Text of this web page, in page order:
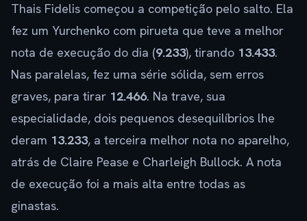
Thais Fidelis começou a competição pelo salto. Ela
fez um Yurchenko com pirueta que teve a melhor
nota de execução do dia (9.233), tirando 13.433.
Nas paralelas, fez uma série sólida, sem erros
graves, para tirar 12.466. Na trave, sua
especialidade, dois pequenos desequilíbrios lhe
deram 13.233, a terceira melhor nota no aparelho,
atrás de Claire Pease e Charleigh Bullock. A nota
de execução foi a mais alta entre todas as
ginastas.